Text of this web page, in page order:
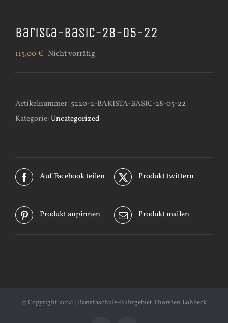
Barista-Basic-28-05-22
115,00€ Nicht vorrätig
Artikelnummer: 5220-2-BARISTA-BASIC-28-05-22
Kategorie:Uncategorized
Auf Facebook teilen Produkt twittern
Produkt anpinnen Produkt mailen
© Copyright 2026 | Baristaschule-Ruhrgebiet Thorsten Lohbeck